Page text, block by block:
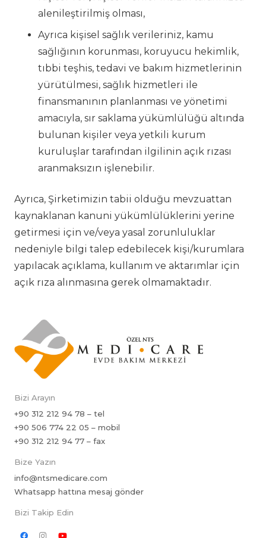
alenileştirilmiş olması,
Ayrıca kişisel sağlık verileriniz, kamu
sağlığının korunması, koruyucu hekimlik,
tıbbi teşhis, tedavi ve bakım hizmetlerinin
yürütülmesi, sağlık hizmetleri ile
finansmanının planlanması ve yönetimi
amacıyla, sır saklama yükümlülüğü altında
bulunan kişiler veya yetkili kurum
kuruluşlar tarafından ilgilinin açık rızası
aranmaksızın işlenebilir.
Ayrıca, Şirketimizin tabii olduğu mevzuattan
kaynaklanan kanuni yükümlülüklerini yerine
getirmesi için ve/veya yasal zorunluluklar
nedeniyle bilgi talep edebilecek kişi/kurumlara
yapılacak açıklama, kullanım ve aktarımlar için
açık rıza alınmasına gerek olmamaktadır.
Bizi Arayın
+90 312 212 94 78 – tel
+90 506 774 22 05 – mobil
+90 312 212 94 77 – fax
Bize Yazın
info@ntsmedicare.com
Whatsapp hattına mesaj gönder
Bizi Takip Edin